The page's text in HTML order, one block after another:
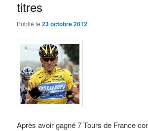
titres
Publié le23 octobre 2012
Après avoir gagné 7 Tours de France